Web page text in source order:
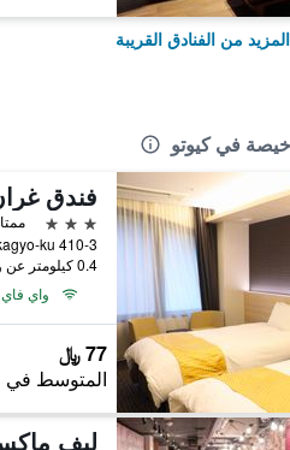
من الفنادق القريبة
في كيوتو
فندق
3 نجوم
ممتاز
0.4 كيلومتر عن وسط المدينة
واي
77 ﷼
المتوسط في